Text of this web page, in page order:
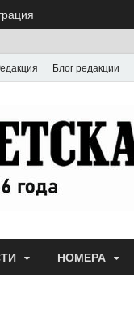
Блог редакции
НОМЕРА